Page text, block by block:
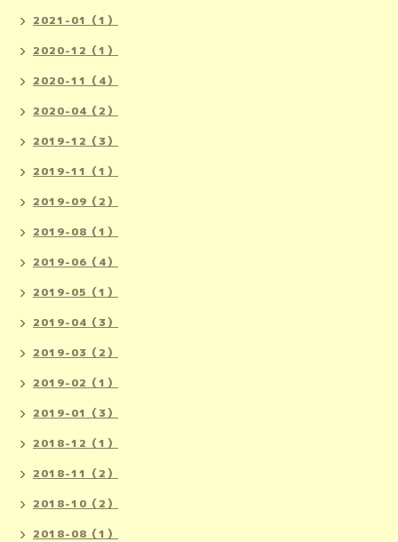
2021-01（1）
2020-12（1）
2020-11（4）
2020-04（2）
2019-12（3）
2019-11（1）
2019-09（2）
2019-08（1）
2019-06（4）
2019-05（1）
2019-04（3）
2019-03（2）
2019-02（1）
2019-01（3）
2018-12（1）
2018-11（2）
2018-10（2）
2018-08（1）